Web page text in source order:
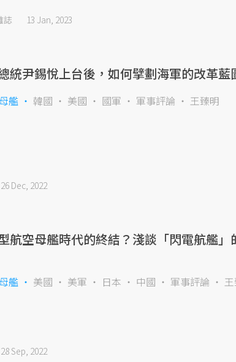
誌 13 Jan, 2023
統尹錫悅上台後，如何擘劃海軍的改革藍
艦 韓國 美國 國軍 軍事評論 王臻明
26 Dec, 2022
航空母艦時代的終結？淺談「閃電航艦」
艦 美國 美軍 日本 中國 軍事評論
28 Sep, 2022